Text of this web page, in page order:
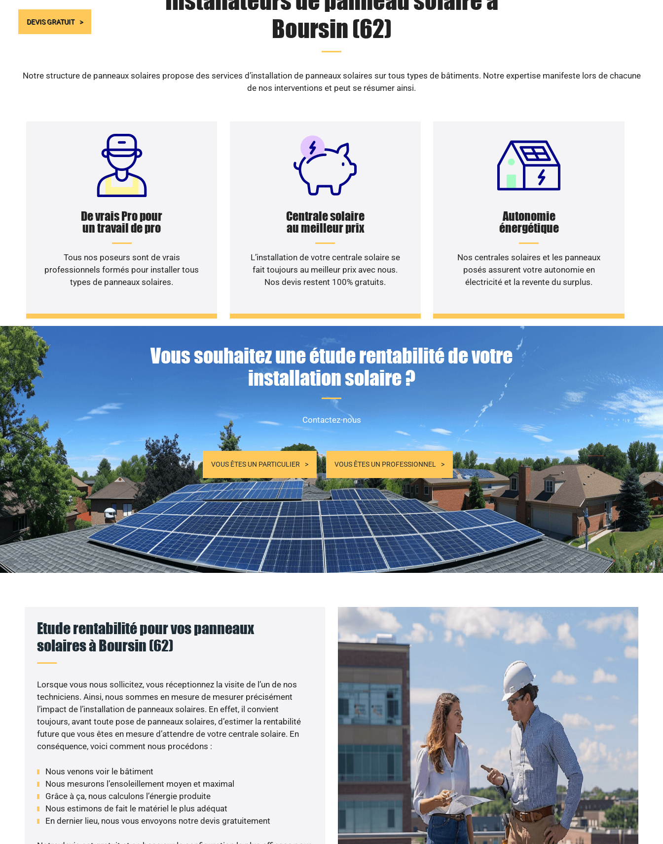
DEVIS GRATUIT
Boursin (62)
Notre structure de panneaux solaires propose des services d’installation de panneaux solaires sur tous types de bâtiments. Notre expertise manifeste lors de chacune
de nos interventions et peut se résumer ainsi.
De vrais Pro pour
un travail de pro
Tous nos poseurs sont de vrais
professionnels formés pour installer tous
types de panneaux solaires.
Centrale solaire
au meilleur prix
L’installation de votre centrale solaire se
fait toujours au meilleur prix avec nous.
Nos devis restent 100% gratuits.
Autonomie
énergétique
Nos centrales solaires et les panneaux
posés assurent votre autonomie en
électricité et la revente du surplus.
Vous souhaitez une étude rentabilité de votre
installation solaire ?
Contactez-nous
VOUS ÊTES UN PARTICULIER VOUS ÊTES UN PROFESSIONNEL
Etude rentabilité pour vos panneaux
solaires à Boursin (62)
Lorsque vous nous sollicitez, vous réceptionnez la visite de l’un de nos
techniciens. Ainsi, nous sommes en mesure de mesurer précisément
l’impact de l’installation de panneaux solaires. En effet, il convient
toujours, avant toute pose de panneaux solaires, d’estimer la rentabilité
future que vous êtes en mesure d’attendre de votre centrale solaire. En
conséquence, voici comment nous procédons :
Nous venons voir le bâtiment
Nous mesurons l’ensoleillement moyen et maximal
Grâce à ça, nous calculons l’énergie produite
Nous estimons de fait le matériel le plus adéquat
En dernier lieu, nous vous envoyons notre devis gratuitement